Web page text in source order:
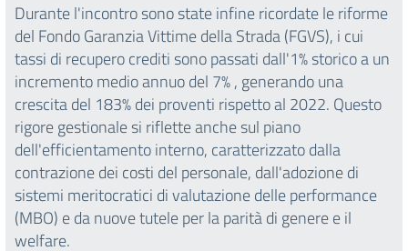
Durante l'incontro sono state infine ricordate le riforme
del Fondo Garanzia Vittime della Strada (FGVS), i cui
tassi di recupero crediti sono passati dall'1% storico a un
incremento medio annuo del 7% , generando una
crescita del 183% dei proventi rispetto al 2022. Questo
rigore gestionale si riflette anche sul piano
dell'efficientamento interno, caratterizzato dalla
contrazione dei costi del personale, dall'adozione di
sistemi meritocratici di valutazione delle performance
(MBO) e da nuove tutele per la parità di genere e il
welfare.